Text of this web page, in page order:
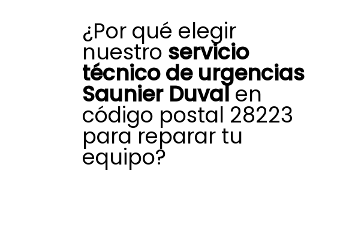
¿Por qué elegir
nuestro servicio
técnico de urgencias
Saunier Duvalen
código postal 28223
para reparar tu
equipo?